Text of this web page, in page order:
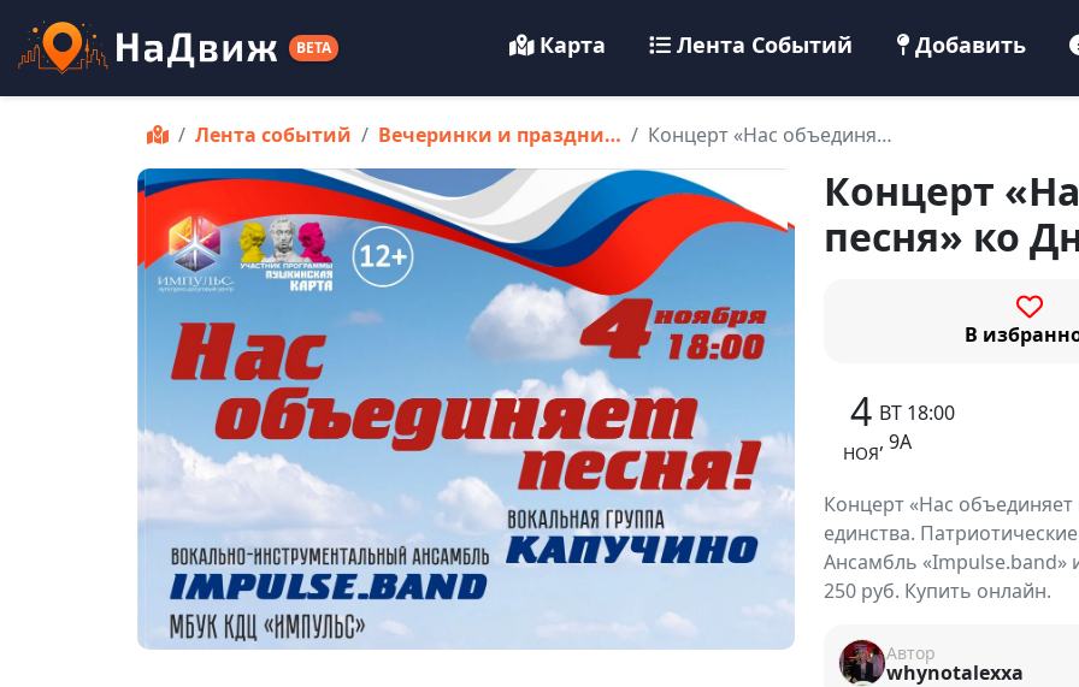
BETA Карта Лента Событий Добавить
Лента событий Вечеринки и праздни… Концерт «Нас объединя…
Концерт
песня» ко
В
4
НОЯ
ВТ 18:00
, 9А
Концерт «Нас
единства.
Ансамбль «Impulse.band»
250 руб. Купить онлайн.
Автор
whynotalexxa